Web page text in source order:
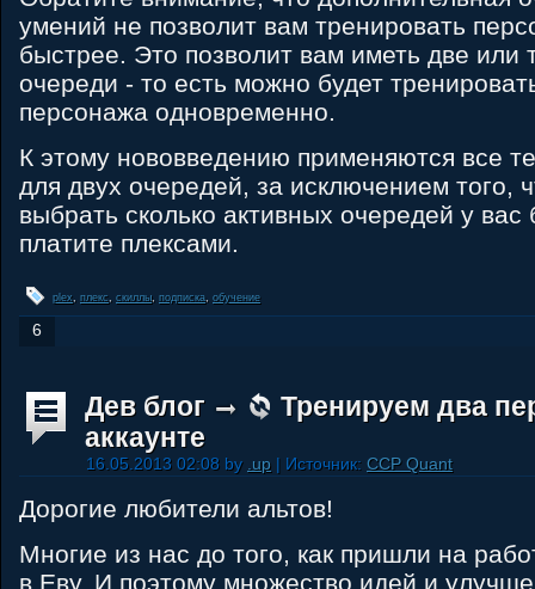
умений не позволит вам тренировать
быстрее. Это позволит вам иметь две или
очереди - то есть можно будет
персонажа одновременно.
К этому нововведению применяются все
для двух очередей, за исключением того,
выбрать сколько активных очередей у вас
платите плексами.
plex плекс скиллы, подписка обучение
6
Дев блог
Тренируем два
аккаунте
16.05.2013 02:08 by .up | Источник: CCP Quant
Дорогие любители альтов!
Многие из нас до того, как пришли на
в Еву. И поэтому множество идей и